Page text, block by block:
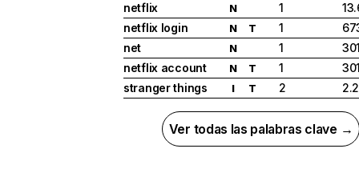
netflix
N 1
netflix login
N T 1
net
N 1
netflix account
N T 1
stranger things
I T 2
Ver todas las palabras clave →